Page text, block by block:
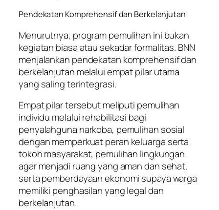
Pendekatan Komprehensif dan Berkelanjutan
Menurutnya, program pemulihan ini bukan
kegiatan biasa atau sekadar formalitas. BNN
menjalankan pendekatan komprehensif dan
berkelanjutan melalui empat pilar utama
yang saling terintegrasi.
Empat pilar tersebut meliputi pemulihan
individu melalui rehabilitasi bagi
penyalahguna narkoba, pemulihan sosial
dengan memperkuat peran keluarga serta
tokoh masyarakat, pemulihan lingkungan
agar menjadi ruang yang aman dan sehat,
serta pemberdayaan ekonomi supaya warga
memiliki penghasilan yang legal dan
berkelanjutan.